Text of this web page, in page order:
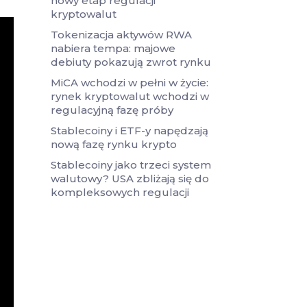
kryptowalut
Tokenizacja aktywów RWA
nabiera tempa: majowe
debiuty pokazują zwrot rynku
MiCA wchodzi w pełni w życie:
rynek kryptowalut wchodzi w
regulacyjną fazę próby
Stablecoiny i ETF-y napędzają
nową fazę rynku krypto
Stablecoiny jako trzeci system
walutowy? USA zbliżają się do
kompleksowych regulacji